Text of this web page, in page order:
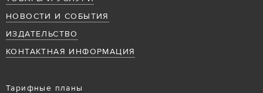
НОВОСТИ И СОБЫТИЯ
ИЗДАТЕЛЬСТВО
КОНТАКТНАЯ ИНФОРМАЦИЯ
Тарифные планы